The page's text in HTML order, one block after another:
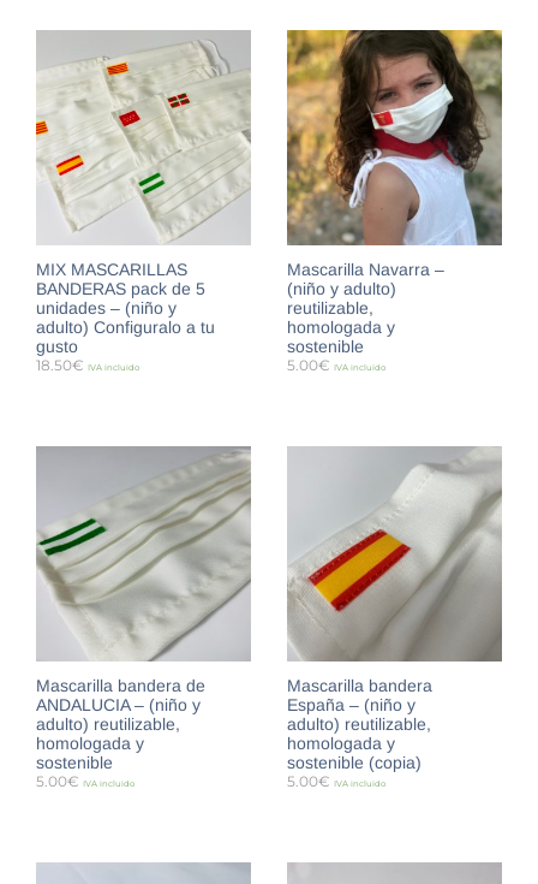
MIX MASCARILLAS
BANDERAS pack de 5
unidades – (niño y
adulto) Configuralo a tu
gusto
18.50€ IVA incluido
Mascarilla Navarra –
(niño y adulto)
reutilizable,
homologada y
sostenible
5.00€ IVA incluido
Mascarilla bandera de
ANDALUCIA – (niño y
adulto) reutilizable,
homologada y
sostenible
5.00€ IVA incluido
Mascarilla bandera
España – (niño y
adulto) reutilizable,
homologada y
sostenible (copia)
5.00€ IVA incluido